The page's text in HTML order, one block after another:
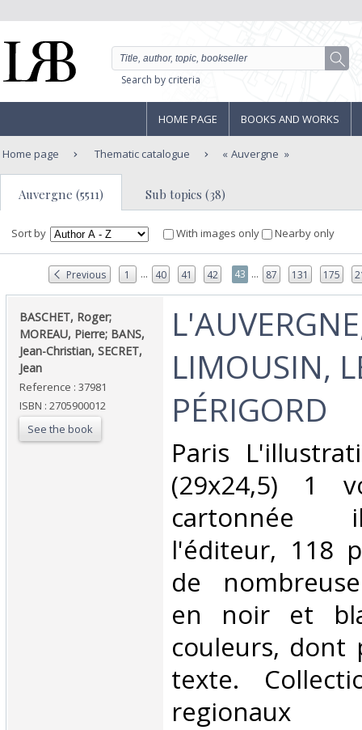
Search by criteria
HOME PAGE BOOKS AND WORKS
Home page Thematic catalogue Auvergne
Auvergne (5511) Sub topics (38)
Sort by With images only Nearby only
Previous 1 ... 40 41 42 43 ... 87 131 175
‎BASCHET, Roger;
MOREAU, Pierre; BANS,
Jean-Christian, SECRET,
Jean ‎
Reference : 37981
ISBN : 2705900012
See the book
LIMOUSIN,
PÉRIGORD ‎
‎Paris
(29x24,5) 1
cartonnée
l'éditeur, 118
de
en noir et
couleurs, dont
texte.
regionaux ‎